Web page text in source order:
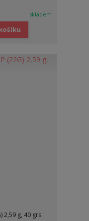
skladem
2,59 g, 40 grs